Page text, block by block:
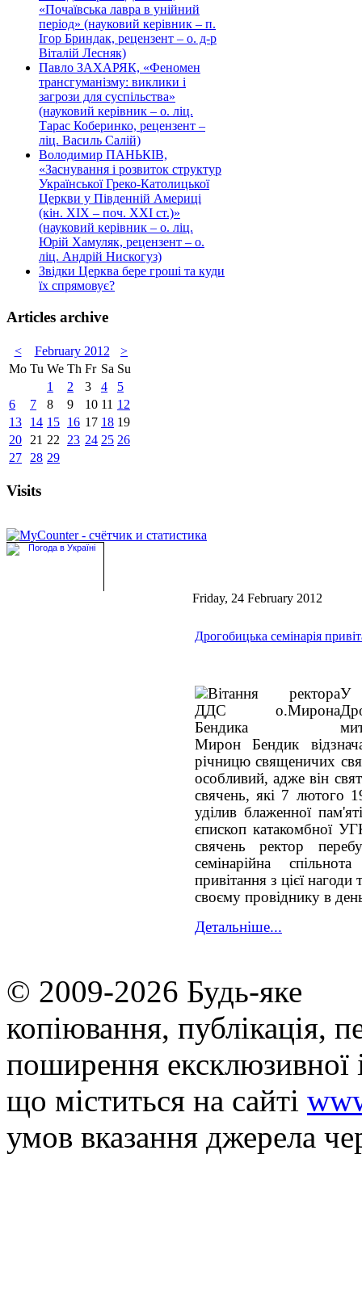
«Почаївська лавра в унійний
період» (науковий керівник – п.
Ігор Бриндак, рецензент – о. д-р
Віталій Лесняк)
Павло ЗАХАРЯК, «Феномен
трансгуманізму: виклики і
загрози для суспільства»
(науковий керівник – о. ліц.
Тарас Коберинко, рецензент –
ліц. Василь Салій)
Володимир ПАНЬКІВ,
«Заснування і розвиток структур
Української Греко-Католицької
Церкви у Південній Америці
(кін. ХІХ – поч. ХХІ ст.)»
(науковий керівник – о. ліц.
Юрій Хамуляк, рецензент – о.
ліц. Андрій Нискогуз)
Звідки Церква бере гроші та куди
їх спрямовує?
Articles archive
< February 2012
>
Mo Tu We Th Fr Sa Su
1
2 3 4
5
6
7 8 9 10 11 12
13
14 15 16 17 18 19
20
21 22 23 24 25 26
27
28 29
Visits
Friday, 24 February 2012
Дрогобицька семінарія
У
Мирон Бендик
річницю священичих
особливий, адже він
свячень, які 7 лютого
уділив блаженної
єпископ катакомбної
свячень ректор
семінарійна
привітання з цієї
своєму провіднику в
Детальніше...
© 2009-2026 Будь-яке
копiювання, публiкацiя,
поширення
що мiститься на сайті
умов вказання джерела